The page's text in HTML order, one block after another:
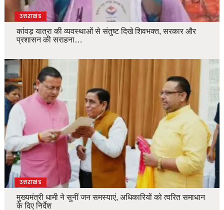
उत्तराखंड
कांवड़ यात्रा की व्यवस्थाओं से संतुष्ट दिखे शिवभक्त, सरकार और
प्रशासन की सराहना…
उत्तराखंड
मुख्यमंत्री धामी ने सुनीं जन समस्याएं, अधिकारियों को त्वरित समाधान
के दिए निर्देश